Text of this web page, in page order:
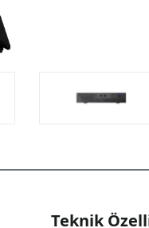
Teknik